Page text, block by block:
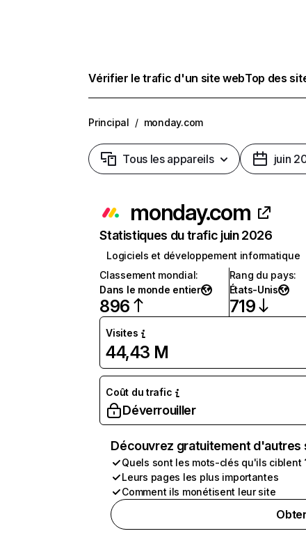
Vérifier le trafic d'un site webTop des
Principal / monday.com
Tous les appareils juin
monday.com
Statistiques du trafic juin 2026
Logiciels et développement informatique
Classement mondial:
Dans le monde entier
896
Rang du pays:
États-Unis
719
Visites
44,43 M
Coût du trafic
Déverrouiller
Découvrez gratuitement
Quels sont les mots-clés qu'ils ciblent
Leurs pages les plus importantes
Comment ils monétisent leur site